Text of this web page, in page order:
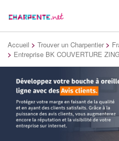
Accueil > Trouver un Charpentier >
> Entreprise BK COUVERTURE